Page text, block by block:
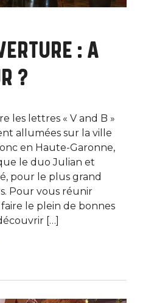
: A
?
les lettres « V and B »
allumées sur la ville
en Haute-Garonne,
le duo Julian et
pour le plus grand
Pour vous réunir
le plein de bonnes
[…]